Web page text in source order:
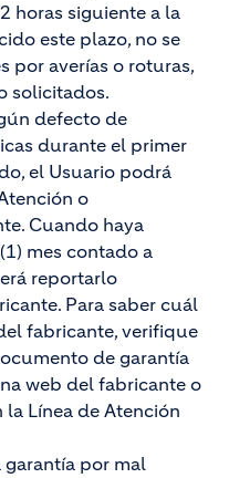
horas siguiente a la
este plazo, no se
por averías o roturas,
solicitados.
defecto de
durante el primer
el Usuario podrá
o
Cuando haya
mes contado a
reportarlo
Para saber cuál
fabricante, verifique
de garantía
web del fabricante o
Línea de Atención
garantía por mal